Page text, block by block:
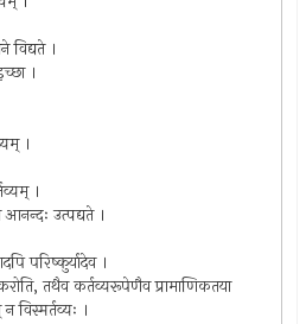
।
।
।
।
उत्पद्यते ।
परिष्कुर्यादेव ।
तथैव कर्तव्यरूपेणैव प्रामाणिकतया
विस्मर्तव्यः ।